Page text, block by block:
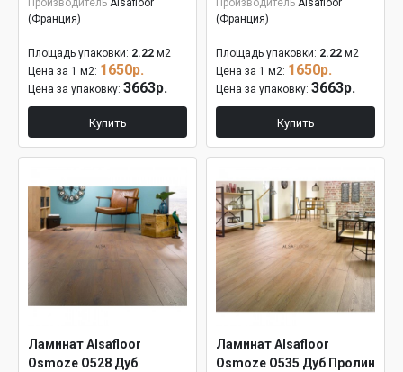
Производитель Alsafloor
(Франция)
Площадь упаковки: 2.22 м2
Цена за 1 м2: 1650р.
Цена за упаковку: 3663р.
Купить
Производитель Alsafloor
(Франция)
Площадь упаковки: 2.22 м2
Цена за 1 м2: 1650р.
Цена за упаковку: 3663р.
Купить
Ламинат Alsafloor
Osmoze O528 Дуб
Ламинат Alsafloor
Osmoze O535 Дуб Пролин